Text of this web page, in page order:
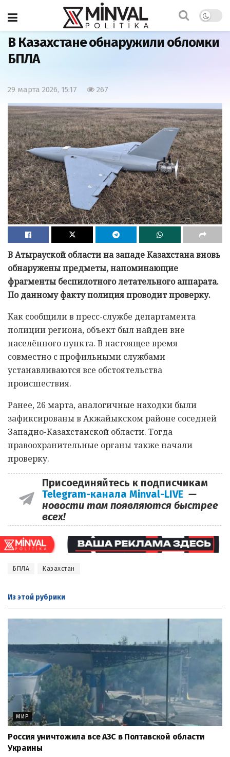
Главная
В Казахстане обнаружили обломки
БПЛА
29 марта 2026, 15:17 267
В Атырауской области на западе Казахстана вновь
обнаружены предметы, напоминающие
фрагменты беспилотного летательного аппарата.
По данному факту полиция проводит проверку.
Как сообщили в пресс-службе департамента
полиции региона, объект был найден вне
населённого пункта. В настоящее время
совместно с профильными службами
устанавливаются все обстоятельства
происшествия.
Ранее, 26 марта, аналогичные находки были
зафиксированы в Акжайыкском районе соседней
Западно-Казахстанской области. Тогда
правоохранительные органы также начали
проверку.
Присоединяйтесь к подписчикам
Telegram-канала Minval-LIVE —
новости там появляются быстрее
всех!
БПЛА Казахстан
Из этой рубрики
МИР
Россия уничтожила все АЗС в Полтавской области
Украины